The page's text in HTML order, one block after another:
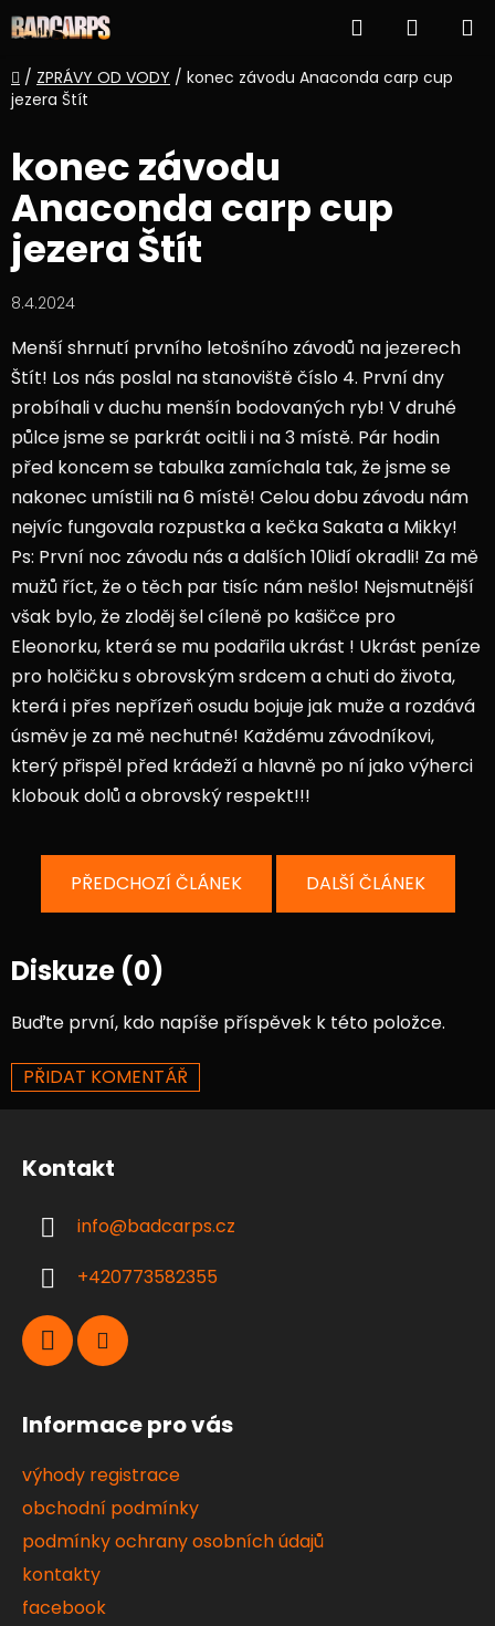
Přejít
na
Hledat
Domů
/ ZPRÁVY OD VODY / konec závodu Anaconda carp cup
jezera Štít
konec závodu
Anaconda carp cup
jezera Štít
8.4.2024
Menší shrnutí prvního letošního závodů na jezerech
Štít! Los nás poslal na stanoviště číslo 4. První dny
probíhali v duchu menšín bodovaných ryb! V druhé
půlce jsme se parkrát ocitli i na 3 místě. Pár hodin
před koncem se tabulka zamíchala tak, že jsme se
nakonec umístili na 6 místě! Celou dobu závodu nám
nejvíc fungovala rozpustka a kečka Sakata a Mikky!
Ps: První noc závodu nás a dalších 10lidí okradli! Za mě
mužů říct, že o těch par tisíc nám nešlo! Nejsmutnější
však bylo, že zloděj šel cíleně po kašičce pro
Eleonorku, která se mu podařila ukrást ! Ukrást peníze
pro holčičku s obrovským srdcem a chuti do života,
která i přes nepřízeň osudu bojuje jak muže a rozdává
úsměv je za mě nechutné! Každému závodníkovi,
který přispěl před krádeží a hlavně po ní jako výherci
klobouk dolů a obrovský respekt!!!
PŘEDCHOZÍ ČLÁNEK DALŠÍ ČLÁNEK
Diskuze (0)
Buďte první, kdo napíše příspěvek k této položce.
PŘIDAT KOMENTÁŘ
Z
Kontakt
info@badcarps.cz
+420773582355
Informace pro vás
výhody registrace
obchodní podmínky
podmínky ochrany osobních údajů
kontakty
facebook